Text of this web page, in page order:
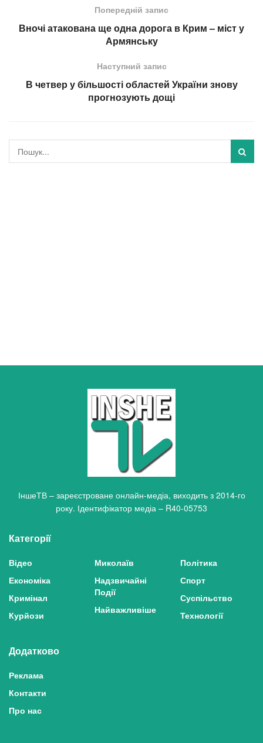
Попередній запис
Вночі атакована ще одна дорога в Крим – міст у
Армянську
Наступний запис
В четвер у більшості областей України знову
прогнозують дощі
ІншеТВ – зареєстроване онлайн-медіа, виходить з 2014-го
року. Ідентифікатор медіа – R40-05753
Категорії
Відео
Економіка
Кримінал
Курйози
Миколаїв
Надзвичайні
Події
Найважливіше
Політика
Спорт
Суспільство
Технології
Додатково
Реклама
Контакти
Про нас